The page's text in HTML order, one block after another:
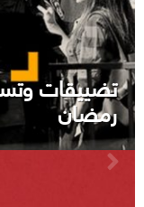
تضييقات
رمضان